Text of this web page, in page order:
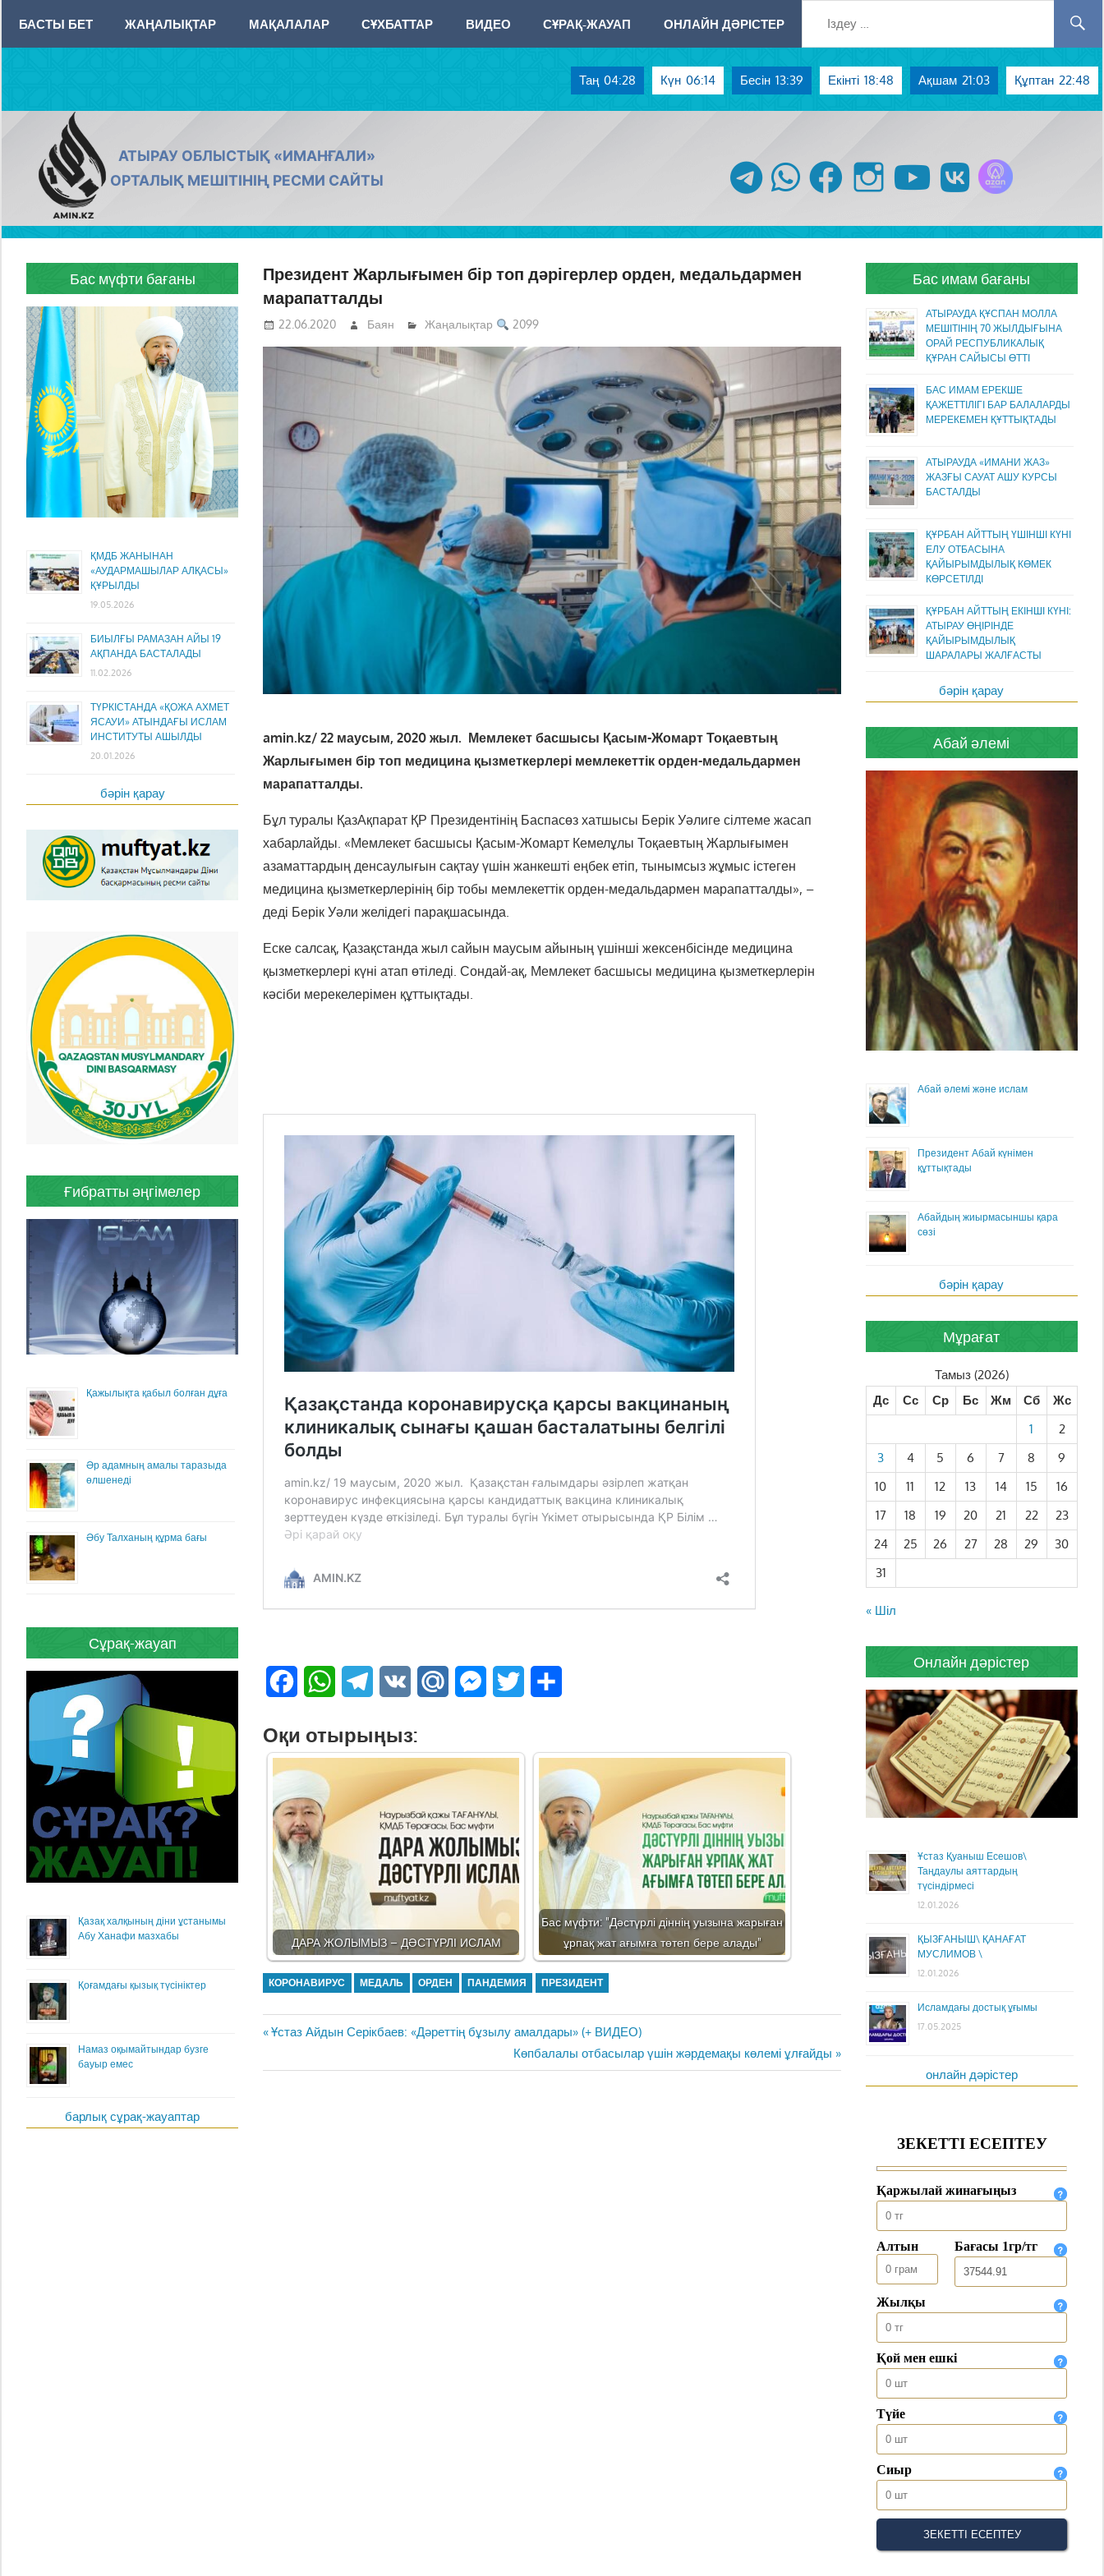
content
БАСТЫ БЕТ ЖАҢАЛЫҚТАР МАҚАЛАЛАР СҰХБАТТАР ВИДЕО СҰРАҚ-ЖАУАП ОНЛАЙН ДӘРІСТЕР
Таң 04:28 Күн 06:14 Бесін 13:39 Екінті 18:48 Ақшам 21:03 Құптан 22:48
AMIN.KZ
АТЫРАУ ОБЛЫСТЫҚ «ИМАНҒАЛИ»
ОРТАЛЫҚ МЕШІТІНІҢ РЕСМИ САЙТЫ
telegram whatsapp facebook instagram youtubevk
Президент Жарлығымен бір топ дәрігерлер орден, медальдармен
марапатталды
22.06.2020 Баян Жаңалықтар 2099
amin.kz/ 22 маусым, 2020 жыл. Мемлекет басшысы Қасым-Жомарт Тоқаевтың
Жарлығымен бір топ медицина қызметкерлері мемлекеттік орден-медальдармен
марапатталды.
Бұл туралы ҚазАқпарат ҚР Президентінің Баспасөз хатшысы Берік Уәлиге сілтеме жасап
хабарлайды. «Мемлекет басшысы Қасым-Жомарт Кемелұлы Тоқаевтың Жарлығымен
азаматтардың денсаулығын сақтау үшін жанкешті еңбек етіп, тынымсыз жұмыс істеген
медицина қызметкерлерінің бір тобы мемлекеттік орден-медальдармен марапатталды», –
деді Берік Уәли желідегі парақшасында.
Еске салсақ, Қазақстанда жыл сайын маусым айының үшінші жексенбісінде медицина
қызметкерлері күні атап өтіледі. Сондай-ақ, Мемлекет басшысы медицина қызметкерлерін
кәсіби мерекелерімен құттықтады.
FacebookWhatsAppTelegram
VK Mail.Ru Messenger
Twitter
Оқи отырыңыз:
ДАРА ЖОЛЫМЫЗ – ДӘСТҮРЛІ ИСЛАМ
Бас мүфти: "Дәстүрлі діннің уызына жарыған
ұрпақ жат ағымға төтеп бере алады"
КОРОНАВИРУС МЕДАЛЬ ОРДЕН ПАНДЕМИЯ ПРЕЗИДЕНТ
Жазба
Previous
Ұстаз Айдын Серікбаев: «Дәреттің бұзылу амалдары» (+ ВИДЕО)
Next
Post:
Көпбалалы отбасылар үшін жәрдемақы көлемі ұлғайды
Бас мүфти бағаны
ҚМДБ ЖАНЫНАН
«АУДАРМАШЫЛАР АЛҚАСЫ»
ҚҰРЫЛДЫ
19.05.2026
БИЫЛҒЫ РАМАЗАН АЙЫ 19
АҚПАНДА БАСТАЛАДЫ
11.02.2026
ТҮРКІСТАНДА «ҚОЖА АХМЕТ
ЯСАУИ» АТЫНДАҒЫ ИСЛАМ
ИНСТИТУТЫ АШЫЛДЫ
20.01.2026
бәрін қарау
Ғибратты әңгімелер
Қажылықта қабыл болған дұға
Әр адамның амалы таразыда
өлшенеді
Әбу Талханың құрма бағы
Сұрақ-жауап
Қазақ халқының діни ұстанымы
Абу Ханафи мазхабы
Қоғамдағы қызық түсініктер
Намаз оқымайтындар бузге
бауыр емес
барлық сұрақ-жауаптар
Бас имам бағаны
АТЫРАУДА ҚҰСПАН МОЛЛА
МЕШІТІНІҢ 70 ЖЫЛДЫҒЫНА
ОРАЙ РЕСПУБЛИКАЛЫҚ
ҚҰРАН САЙЫСЫ ӨТТІ
БАС ИМАМ ЕРЕКШЕ
ҚАЖЕТТІЛІГІ БАР БАЛАЛАРДЫ
МЕРЕКЕМЕН ҚҰТТЫҚТАДЫ
АТЫРАУДА «ИМАНИ ЖАЗ»
ЖАЗҒЫ САУАТ АШУ КУРСЫ
БАСТАЛДЫ
ҚҰРБАН АЙТТЫҢ ҮШІНШІ КҮНІ
ЕЛУ ОТБАСЫНА
ҚАЙЫРЫМДЫЛЫҚ КӨМЕК
КӨРСЕТІЛДІ
ҚҰРБАН АЙТТЫҢ ЕКІНШІ КҮНІ:
АТЫРАУ ӨҢІРІНДЕ
ҚАЙЫРЫМДЫЛЫҚ
ШАРАЛАРЫ ЖАЛҒАСТЫ
бәрін қарау
Абай әлемі
Абай әлемі және ислам
Президент Абай күнімен
құттықтады
Абайдың жиырмасыншы қара
сөзі
бәрін қарау
Мұрағат
Тамыз (2026)
Дс
Сс Ср Бс Жм Сб
Жс
1
2
3
4 5 6 7 8
9
10
11 12 13 14 15
16
17
18 19 20 21 22
23
24
25 26 27 28 29
30
31
« Шіл
Онлайн дәрістер
Ұстаз Қуаныш Есешов\
Таңдаулы аяттардың
түсіндірмесі
12.01.2026
ҚЫЗҒАНЫШ\ ҚАНАҒАТ
МУСЛИМОВ \
12.01.2026
Исламдағы достық ұғымы
17.05.2025
онлайн дәрістер